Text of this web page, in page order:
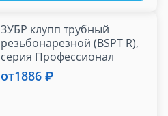
ЗУБР клупп трубный
резьбонарезной (BSPT R),
серия Профессионал
от1886 ₽